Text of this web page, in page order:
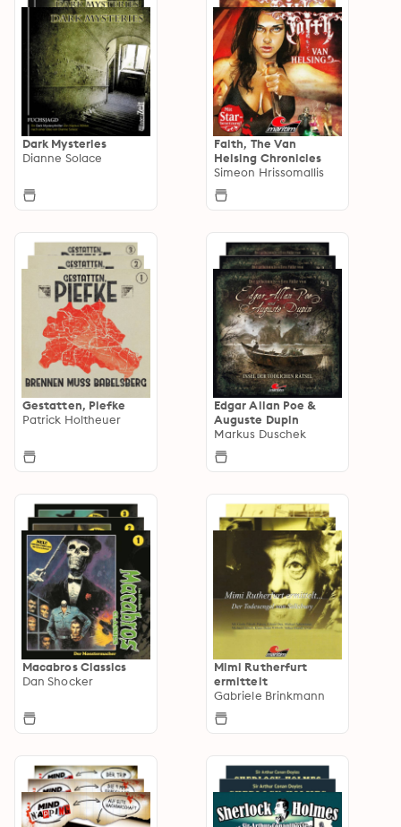
Dark Mysteries
Dianne Solace
Faith, The Van
Helsing Chronicles
Simeon Hrissomallis
Gestatten, Piefke
Patrick Holtheuer
Edgar Allan Poe &
Auguste Dupin
Markus Duschek
Macabros Classics
Dan Shocker
Mimi Rutherfurt
ermittelt
Gabriele Brinkmann